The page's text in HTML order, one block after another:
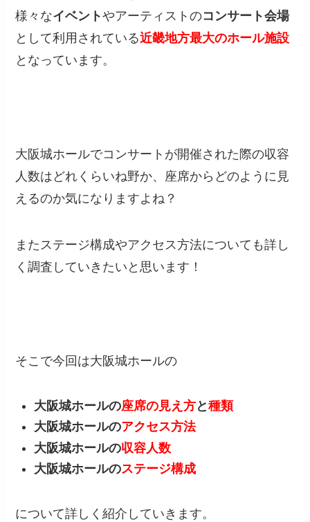
様々なイベントやアーティストのコンサート会場
として利用されている近畿地方最大のホール施設
となっています。
大阪城ホールでコンサートが開催された際の収容
人数はどれくらいね野か、座席からどのように見
えるのか気になりますよね？
またステージ構成やアクセス方法についても詳し
く調査していきたいと思います！
そこで今回は大阪城ホールの
大阪城ホールの座席の見え方と種類
大阪城ホールのアクセス方法
大阪城ホールの収容人数
大阪城ホールのステージ構成
について詳しく紹介していきます。